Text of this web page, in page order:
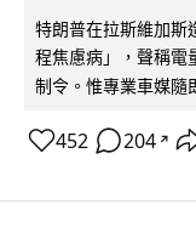
特朗普在拉斯維加斯
程焦慮病」，聲稱電
制令。惟專業車媒隨
452 204 ↗